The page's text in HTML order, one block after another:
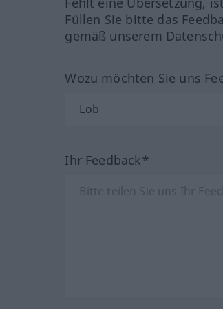
Füllen Sie bitte das
gemäß unserem
Wozu möchten Sie uns
Ihr Feedback*